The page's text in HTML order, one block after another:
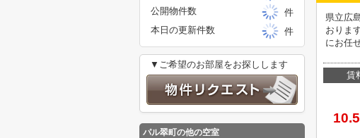
県立広
おりま
にお任
賃
10.5
公開物件数
件
本日の更新件数
件
▼ご希望のお部屋をお探しします
パル翠町の他の空室